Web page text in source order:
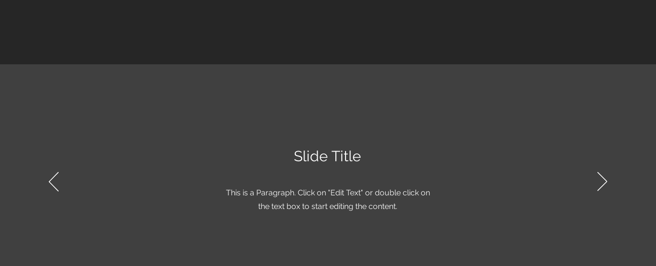
Slide Title
This is a Paragraph. Click on "Edit Text" or double click on
the text box to start editing the content.